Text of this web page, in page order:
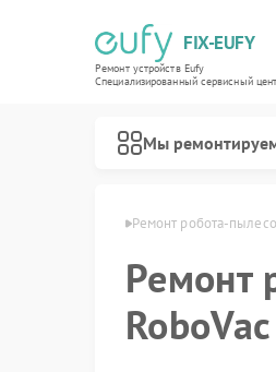
FIX-EUFY
Ремонт устройств Eufy
Специализированный cервисный
Мы
Ремонт робота-
Ремонт